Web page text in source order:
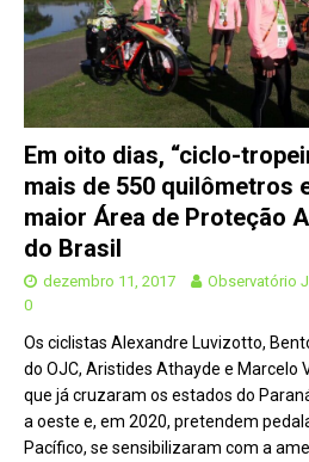
Em oito dias, “ciclo-
mais de 550 quilômetros
maior Área de Proteção
do Brasil
dezembro 11, 2017
Observatório
0
Os ciclistas Alexandre Luvizotto,
do OJC, Aristides Athayde e Marcelo
que já cruzaram os estados do
a oeste e, em 2020, pretendem
Pacífico, se sensibilizaram com a